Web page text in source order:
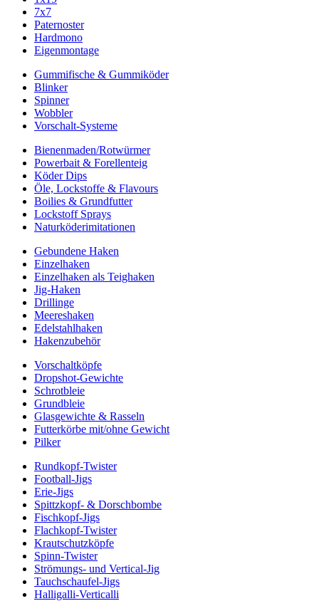
7x7
Paternoster
Hardmono
Eigenmontage
Gummifische & Gummiköder
Blinker
Spinner
Wobbler
Vorschalt-Systeme
Bienenmaden/Rotwürmer
Powerbait & Forellenteig
Köder Dips
Öle, Lockstoffe & Flavours
Boilies & Grundfutter
Lockstoff Sprays
Naturköderimitationen
Gebundene Haken
Einzelhaken
Einzelhaken als Teighaken
Jig-Haken
Drillinge
Meereshaken
Edelstahlhaken
Hakenzubehör
Vorschaltköpfe
Dropshot-Gewichte
Schrotbleie
Grundbleie
Glasgewichte & Rasseln
Futterkörbe mit/ohne Gewicht
Pilker
Rundkopf-Twister
Football-Jigs
Erie-Jigs
Spittzkopf- & Dorschbombe
Fischkopf-Jigs
Flachkopf-Twister
Krautschutzköpfe
Spinn-Twister
Strömungs- und Vertical-Jig
Tauchschaufel-Jigs
Halligalli-Verticalli